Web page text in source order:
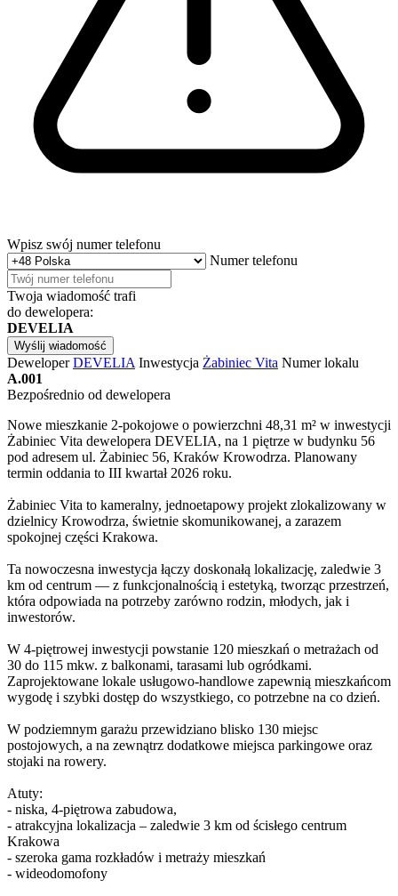
Wpisz swój numer telefonu
Numer telefonu
Twoja wiadomość trafi
do dewelopera:
DEVELIA
Wyślij wiadomość
Deweloper DEVELIA Inwestycja Żabiniec Vita Numer lokalu
A.001
Bezpośrednio od dewelopera
Nowe mieszkanie 2-pokojowe o powierzchni 48,31 m² w inwestycji
Żabiniec Vita dewelopera DEVELIA, na 1 piętrze w budynku 56
pod adresem ul. Żabiniec 56, Kraków Krowodrza. Planowany
termin oddania to III kwartał 2026 roku.
Żabiniec Vita to kameralny, jednoetapowy projekt zlokalizowany w
dzielnicy Krowodrza, świetnie skomunikowanej, a zarazem
spokojnej części Krakowa.
Ta nowoczesna inwestycja łączy doskonałą lokalizację, zaledwie 3
km od centrum — z funkcjonalnością i estetyką, tworząc przestrzeń,
która odpowiada na potrzeby zarówno rodzin, młodych, jak i
inwestorów.
W 4-piętrowej inwestycji powstanie 120 mieszkań o metrażach od
30 do 115 mkw. z balkonami, tarasami lub ogródkami.
Zaprojektowane lokale usługowo-handlowe zapewnią mieszkańcom
wygodę i szybki dostęp do wszystkiego, co potrzebne na co dzień.
W podziemnym garażu przewidziano blisko 130 miejsc
postojowych, a na zewnątrz dodatkowe miejsca parkingowe oraz
stojaki na rowery.
Atuty:
- niska, 4-piętrowa zabudowa,
- atrakcyjna lokalizacja – zaledwie 3 km od ścisłego centrum
Krakowa
- szeroka gama rozkładów i metraży mieszkań
- wideodomofony